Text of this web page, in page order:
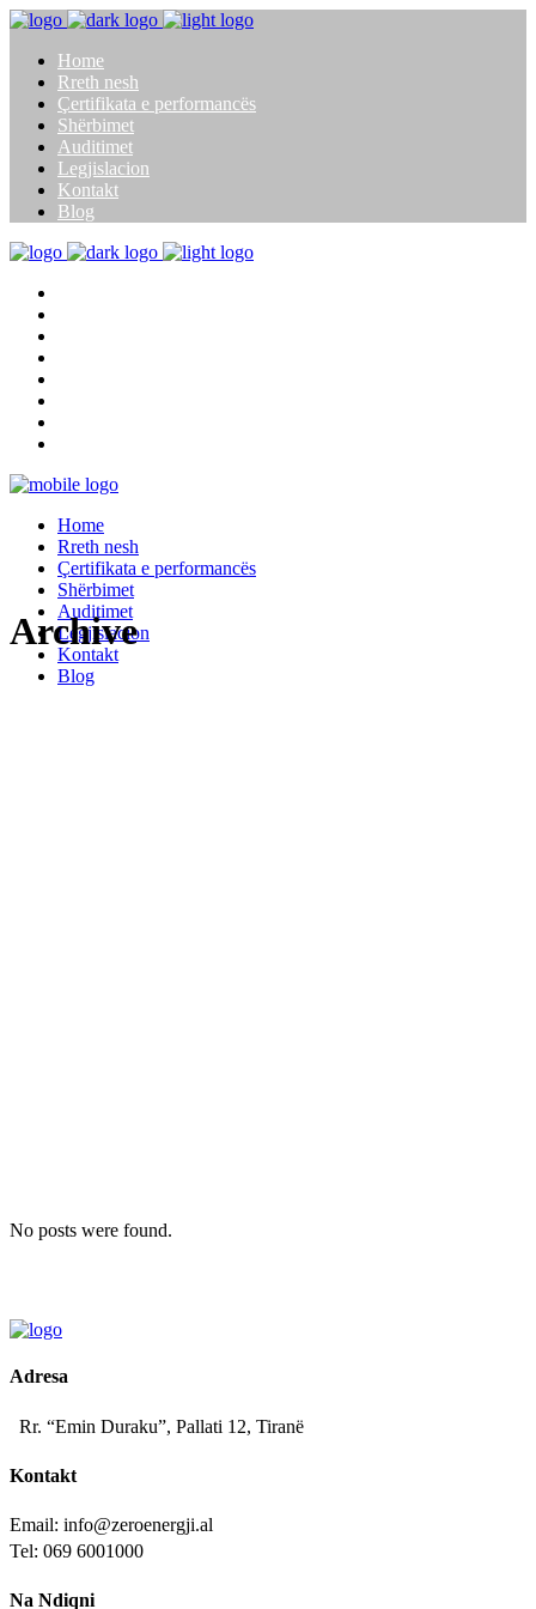
Home
Rreth nesh
Çertifikata e performancës
Shërbimet
Auditimet
Legjislacion
Kontakt
Blog
Home
Rreth nesh
Çertifikata e performancës
Shërbimet
Auditimet
Legjislacion
Kontakt
Blog
Archive
No posts were found.
Adresa
Rr. “Emin Duraku”, Pallati 12, Tiranë
Kontakt
Email: info@zeroenergji.al
Tel: 069 6001000
Na Ndiqni